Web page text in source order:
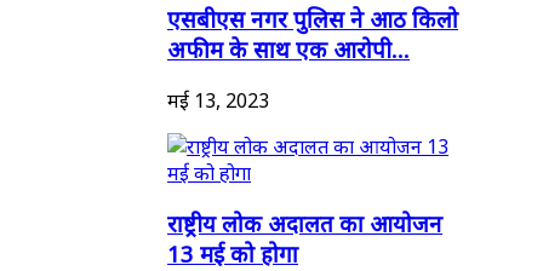
एसबीएस नगर पुलिस ने आठ किलो
अफीम के साथ एक आरोपी...
मई 13, 2023
राष्ट्रीय लोक अदालत का आयोजन
13 मई को होगा